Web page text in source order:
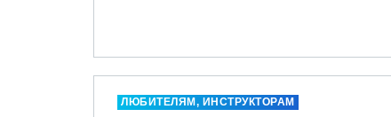
ЛЮБИТЕЛЯМ, ИНСТРУКТОРАМ